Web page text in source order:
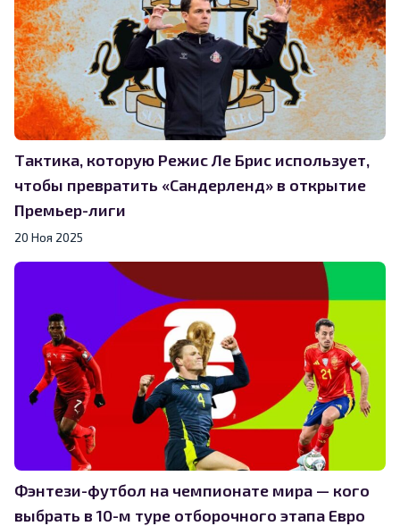
Тактика, которую Режис Ле Брис использует,
чтобы превратить «Сандерленд» в открытие
Премьер-лиги
20 Ноя 2025
Фэнтези-футбол на чемпионате мира — кого
выбрать в 10-м туре отборочного этапа Евро